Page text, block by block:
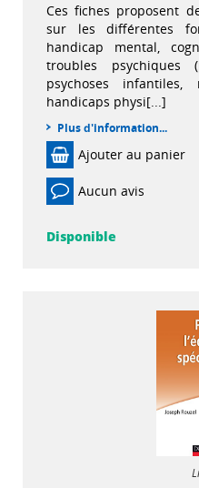
Ces fiches proposent
sur les différentes
handicap mental,
troubles psychiques
psychoses infantiles,
handicaps physi[...]
Plus d'information...
Ajouter au panier
Aucun avis
Disponible